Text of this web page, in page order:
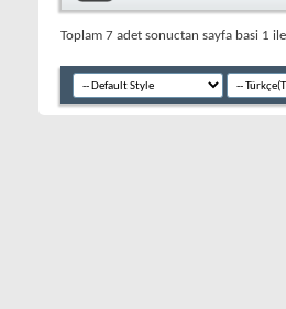
Toplam 7 adet sonuctan sayfa basi 1